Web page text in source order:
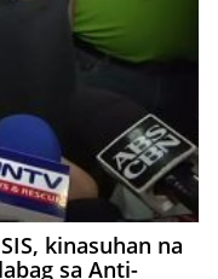
kinasuhan na
sa Anti-